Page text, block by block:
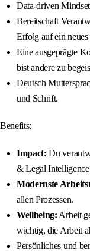
Data-driven
Bereitschaft
Erfolg auf ein
Eine ausgeprägte
bist andere zu
Deutsch
und Schrift.
Benefits:
Impact: Du
& Legal Intelligence
Modernste
allen Prozessen.
Wellbeing: Arbeit
wichtig, die Arbeit
Persönliches und